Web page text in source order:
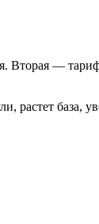
Вторая —
растет база,